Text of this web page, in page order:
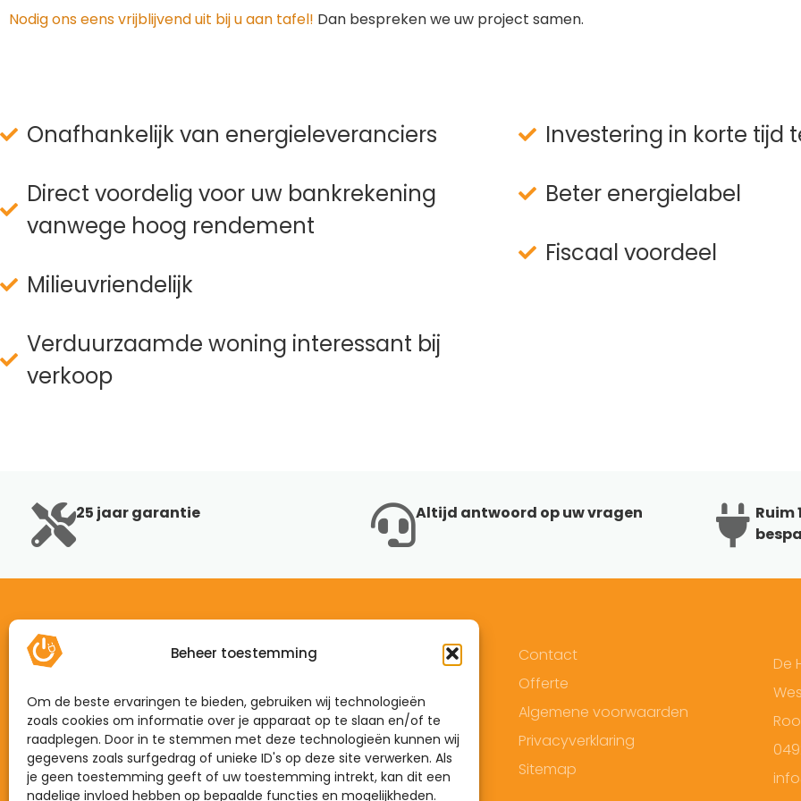
Beheer toestemming
Om de beste ervaringen te bieden, gebruiken wij technologieën
zoals cookies om informatie over je apparaat op te slaan en/of te
raadplegen. Door in te stemmen met deze technologieën kunnen wij
gegevens zoals surfgedrag of unieke ID's op deze site verwerken. Als
je geen toestemming geeft of uw toestemming intrekt, kan dit een
nadelige invloed hebben op bepaalde functies en mogelijkheden.
Nodig ons eens vrijblijvend uit bij u aan tafel! Dan bespreken we uw project samen.
Onafhankelijk van energieleveranciers
Direct voordelig voor uw bankrekening
vanwege hoog rendement
Milieuvriendelijk
Verduurzaamde woning interessant bij
verkoop
Investering in korte tijd
Beter energielabel
Fiscaal voordeel
25 jaar garantie Altijd antwoord op uw vragen
Ruim
Home
Mijn energie
Dynamisch
Zonnepanelen
Laadpalen
Contact
Offerte
Algemene voorwaarden
Privacyverklaring
Sitemap
De